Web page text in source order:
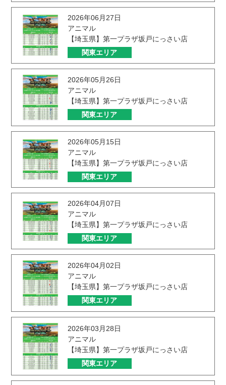
2026年06月27日
アニマル
【埼玉県】第一プラザ坂戸にっさい店
関東エリア
2026年05月26日
アニマル
【埼玉県】第一プラザ坂戸にっさい店
関東エリア
2026年05月15日
アニマル
【埼玉県】第一プラザ坂戸にっさい店
関東エリア
2026年04月07日
アニマル
【埼玉県】第一プラザ坂戸にっさい店
関東エリア
2026年04月02日
アニマル
【埼玉県】第一プラザ坂戸にっさい店
関東エリア
2026年03月28日
アニマル
【埼玉県】第一プラザ坂戸にっさい店
関東エリア